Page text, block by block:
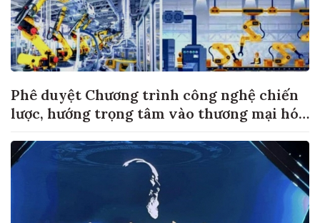
Phê duyệt Chương trình công nghệ chiến
lược, hướng trọng tâm vào thương mại hóa